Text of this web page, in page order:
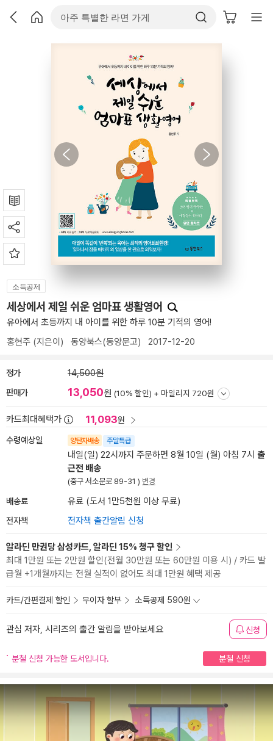
소득공제
세상에서 제일 쉬운 엄마표 생활영어
유아에서 초등까지 내 아이를 위한 하루 10분 기적의 영어!
홍현주 (지은이) 동양북스(동양문고) 2017-12-20
정가 14,500원
판매가 13,050원 (10% 할인) + 마일리지 720원
카드최대혜택가 11,093원
수령예상일 양탄자배송 주말특급
내일(일) 22시까지 주문하면 8월 10일 (월) 아침 7시 출
근전 배송
(중구 서소문로 89-31 ) 변경
배송료 유료 (도서 1만5천원 이상 무료)
전자책 전자책 출간알림 신청
알라딘 만권당 삼성카드, 알라딘 15% 청구 할인
최대 1만원 또는 2만원 할인(전월 30만원 또는 60만원 이용 시) / 카드 발
급월 +1개월까지는 전월 실적이 없어도 최대 1만원 혜택 제공
카드/간편결제 할인 무이자 할부 소득공제 590원
관심 저자, 시리즈의 출간 알림을 받아보세요 신청
분철 신청 가능한 도서입니다. 분철 신청